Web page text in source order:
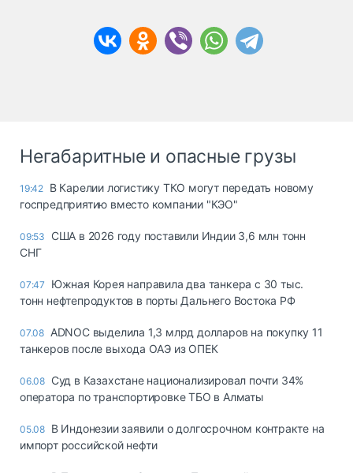
Негабаритные и опасные грузы
19:42 В Карелии логистику ТКО могут передать новому
госпредприятию вместо компании "КЭО"
09:53
США в 2026 году поставили Индии 3,6 млн тонн
СНГ
07:47
Южная Корея направила два танкера с 30 тыс.
тонн нефтепродуктов в порты Дальнего Востока РФ
07.08 ADNOC выделила 1,3 млрд долларов на покупку 11
танкеров после выхода ОАЭ из ОПЕК
06.08 Суд в Казахстане национализировал почти 34%
оператора по транспортировке ТБО в Алматы
05.08 В Индонезии заявили о долгосрочном контракте на
импорт российской нефти